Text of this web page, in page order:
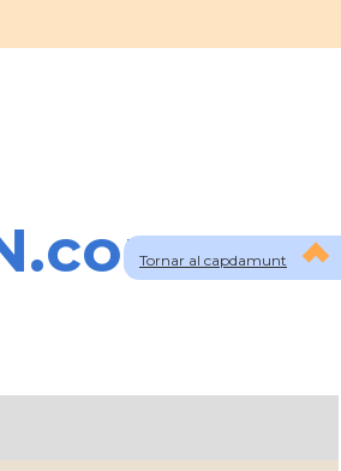
Tornar al capdamunt